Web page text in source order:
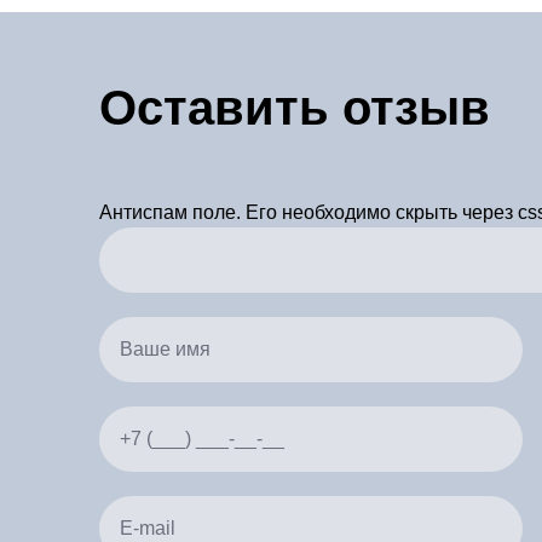
Оставить отзыв
Антиспам поле. Его необходимо скрыть через